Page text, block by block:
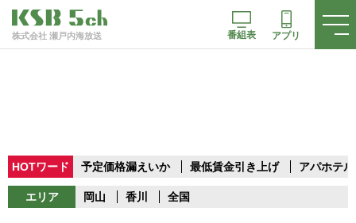
株式会社 瀬戸内海放送 番組表 アプリ
HOTワード 予定価格漏えいか 最低賃金引き上げ アパホテル
エリア 岡山 香川 全国